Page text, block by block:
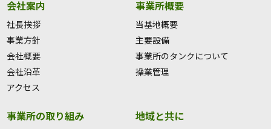
会社案内
社長挨拶
事業方針
会社概要
会社沿革
アクセス
事業所概要
当基地概要
主要設備
事業所のタンクについて
操業管理
事業所の取り組み 地域と共に